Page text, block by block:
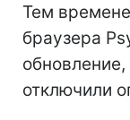
Тем
браузера
отключили